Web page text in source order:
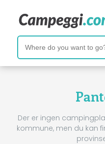
Der er ingen
kommune, men du kan